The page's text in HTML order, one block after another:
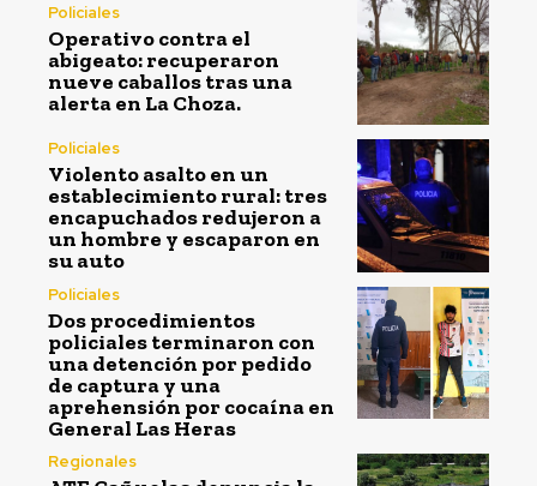
Policiales
Operativo contra el
abigeato: recuperaron
nueve caballos tras una
alerta en La Choza.
Policiales
Violento asalto en un
establecimiento rural: tres
encapuchados redujeron a
un hombre y escaparon en
su auto
Policiales
Dos procedimientos
policiales terminaron con
una detención por pedido
de captura y una
aprehensión por cocaína en
General Las Heras
Regionales